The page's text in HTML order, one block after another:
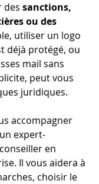
des sanctions,
ou des
utiliser un logo
déjà protégé, ou
mail sans
peut vous
juridiques.
accompagner
expert-
en
Il vous aidera à
choisir le